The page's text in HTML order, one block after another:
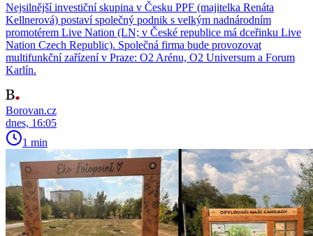
Nejsilnější investiční skupina v Česku PPF (majitelka Renáta
Kellnerová) postaví společný podnik s velkým nadnárodním
promotérem Live Nation (LN; v České republice má dceřinku Live
Nation Czech Republic). Společná firma bude provozovat
multifunkční zařízení v Praze: O2 Arénu, O2 Universum a Forum
Karlín.
Borovan.cz
dnes, 16:05
1 min